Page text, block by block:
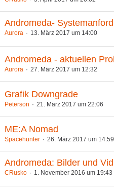
Andromeda-
Aurora 13. März 2017 um 14:00
Andromeda - aktuellen
Aurora 27. März 2017 um 12:32
Grafik Downgrade
Peterson 21. März 2017 um 22:06
ME:A Nomad
Spacehunter 26. März 2017 um 14:59
Andromeda: Bilder und
CRusko 1. November 2016 um 19:43